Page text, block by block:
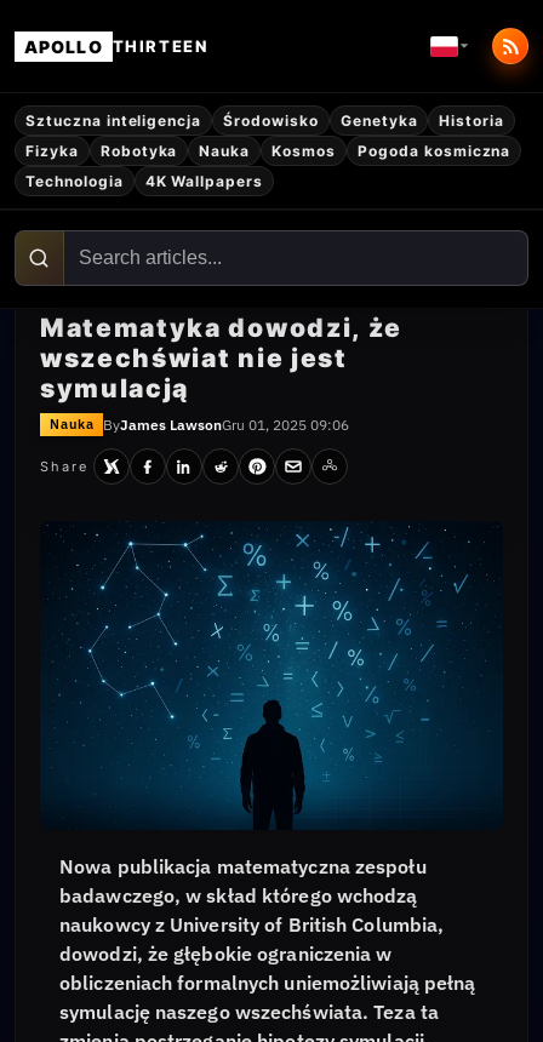
APOLLO THIRTEEN
Sztuczna inteligencja Środowisko Genetyka
Historia
Fizyka
Robotyka Nauka Kosmos
Pogoda kosmiczna
Technologia
4K Wallpapers
Matematyka dowodzi, że
wszechświat nie jest
symulacją
Nauka ByJames LawsonGru 01, 2025 09:06
Share
Nowa publikacja matematyczna zespołu
badawczego, w skład którego wchodzą
naukowcy z University of British Columbia,
dowodzi, że głębokie ograniczenia w
obliczeniach formalnych uniemożliwiają pełną
symulację naszego wszechświata. Teza ta